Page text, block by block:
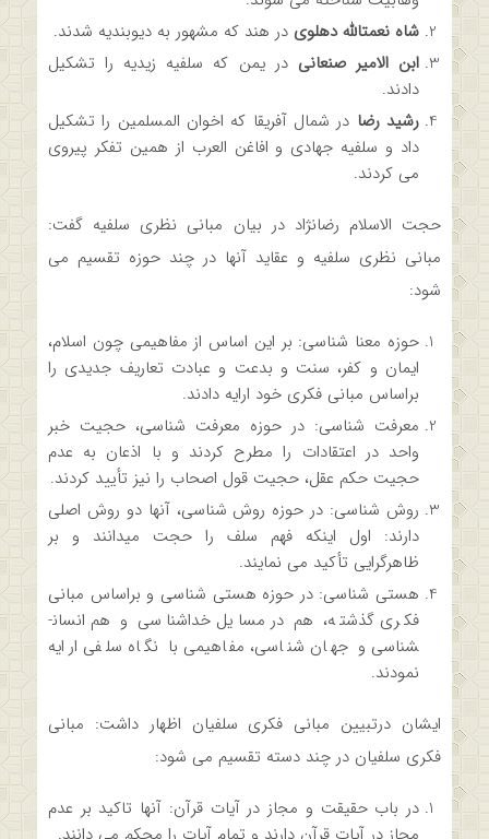
شاه نعمت­الله دهلوی در هند که مشهور به دیوبندیه شدند.
ابن الامیر صنعانی در یمن که سلفیه زیدیه را تشکیل
دادند.
رشید رضا در شمال آفریقا که اخوان المسلمین را تشکیل
داد و سلفیه جهادی و افاغن العرب از همین تفکر پیروی
می­ کردند.
حجت الاسلام رضانژاد در بیان مبانی نظری سلفیه گفت:
مبانی نظری سلفیه و عقاید آنها در چند حوزه تقسیم می
شود:
حوزه معنا شناسی: بر این اساس از مفاهیمی چون اسلام،
ایمان و کفر، سنت و بدعت و عبادت تعاریف جدیدی را
براساس مبانی فکری خود ارایه دادند.
معرفت شناسی: در حوزه معرفت شناسی، حجیت خبر
واحد در اعتقادات را مطرح کردند و با اذعان به عدم
حجیت حکم عقل، حجیت قول اصحاب را نیز تأیید کردند.
روش شناسی: در حوزه روش شناسی، آنها دو روش اصلی
دارند: اول اینکه فهم سلف را حجت می­دانند و بر
ظاهرگرایی تأکید می­ نمایند.
هستی شناسی: در حوزه هستی شناسی و براساس مبانی
فکری گذشته، هم در مسایل خداشناسی و هم انسان­
شناسی و جهان شناسی، مفاهیمی با نگاه سلفی ارایه
نمودند.
ایشان درتبیین مبانی فکری سلفیان اظهار داشت: مبانی
فکری سلفیان در چند دسته تقسیم می شود:
در باب حقیقت و مجاز در آیات قرآن: آنها تاکید بر عدم